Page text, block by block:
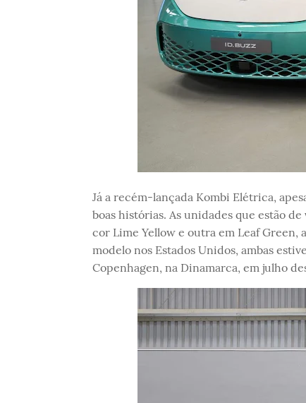
Já a recém-lançada Kombi Elétrica,
boas histórias. As unidades que estão
cor Lime Yellow e outra em Leaf
modelo nos Estados Unidos, ambas
Copenhagen, na Dinamarca, em julho